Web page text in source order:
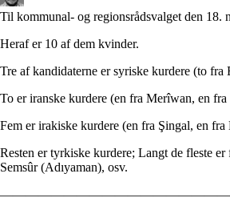
Til kommunal- og regionsrådsvalget den 18.
Heraf er 10 af dem kvinder.
Tre af kandidaterne er syriske kurdere (to
To er iranske kurdere (en fra Merîwan, en fra
Fem er irakiske kurdere (en fra Şingal, en
Resten er tyrkiske kurdere; Langt de fleste
Semsûr (Adıyaman), osv.